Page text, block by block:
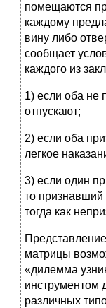
помещаются
каждому
вину либо
сообщает
каждого из
1) если оба не
отпускают;
2) если оба
легкое
3) если один
то признавший
тогда как
матрицы
«дилемма
инструментом
различных